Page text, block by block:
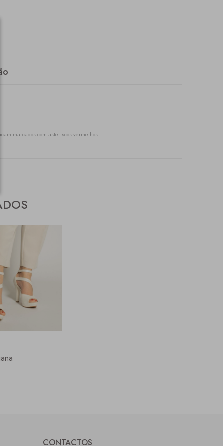
marcados com asteriscos vermelhos.
CONTACTOS